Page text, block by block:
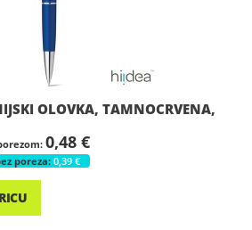
OLOVKA, TAMNOCRVENA,
0,48 €
0,39 €